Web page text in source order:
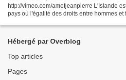
http://vimeo.com/ametjeanpierre L'Islande
pays où l'égalité des droits entre hommes et
Hébergé par Overblog
Top articles
Pages